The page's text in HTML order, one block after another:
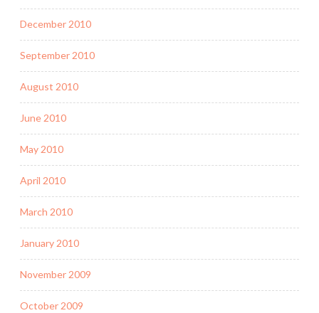
December 2010
September 2010
August 2010
June 2010
May 2010
April 2010
March 2010
January 2010
November 2009
October 2009